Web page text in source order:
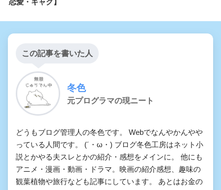
恋愛・ギャグ】
この記事を書いた人
冬色
元プログラマの現ニート
どうもブログ管理人の冬色です。 Webでなんやかんやや
っている人間です。 (´・ω・) ブログ冬色工房はネット小
説とかやる夫スレとかの紹介・感想をメインに。 他にも
アニメ・漫画・動画・ドラマ。映画の紹介感想、趣味の
観葉植物や旅行なども記事にしています。 あとはお金の